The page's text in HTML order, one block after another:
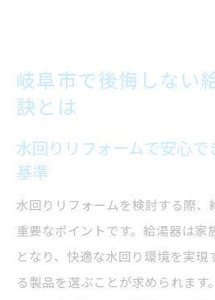
岐阜市で後悔しない
訣とは
水回りリフォームで安心
基準
水回りリフォームを検討する際、
重要なポイントです。給湯器は家
となり、快適な水回り環境を実現
る製品を選ぶことが求められます